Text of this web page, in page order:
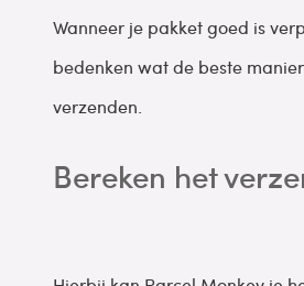
Wanneer je pakket goed is
bedenken wat de beste
verzenden.
Bereken het